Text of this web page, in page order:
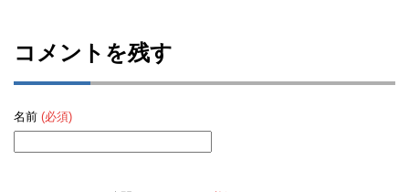
コメントを残す
名前 (必須)